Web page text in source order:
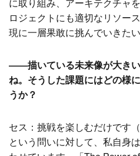
ロジェクトにも適切なリソー
現に一層果敢に挑んでいきた
――描いている未来像が大き
ね。そうした課題にはどの様
うか？
セス：挑戦を楽しむだけです
という問いに対して、私自身